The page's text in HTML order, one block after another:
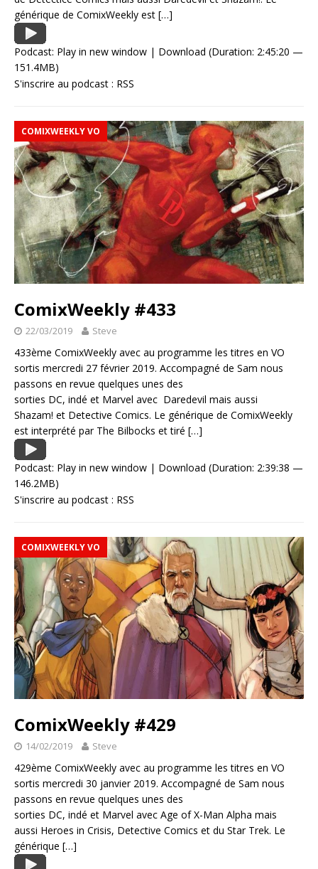
générique de ComixWeekly est […]
Podcast: Play in new window | Download (Duration: 2:45:20 —
151.4MB)
S'inscrire au podcast : RSS
COMIXWEEKLY VO
ComixWeekly #433
22/03/2019 Steve
433ème ComixWeekly avec au programme les titres en VO
sortis mercredi 27 février 2019. Accompagné de Sam nous
passons en revue quelques unes des
sorties DC, indé et Marvel avec Daredevil mais aussi
Shazam! et Detective Comics. Le générique de ComixWeekly
est interprété par The Bilbocks et tiré […]
Podcast: Play in new window | Download (Duration: 2:39:38 —
146.2MB)
S'inscrire au podcast : RSS
COMIXWEEKLY VO
ComixWeekly #429
14/02/2019 Steve
429ème ComixWeekly avec au programme les titres en VO
sortis mercredi 30 janvier 2019. Accompagné de Sam nous
passons en revue quelques unes des
sorties DC, indé et Marvel avec Age of X-Man Alpha mais
aussi Heroes in Crisis, Detective Comics et du Star Trek. Le
générique […]